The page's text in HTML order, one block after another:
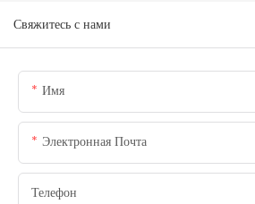
Свяжитесь с нами
Имя
Электронная Почта
Телефон